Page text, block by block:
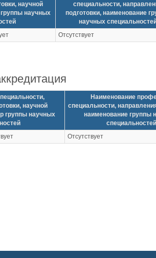
научной
научных
специальности,
подготовки, наименование
научных
Отсутствует
научной
группы научных
Наименование
специальности,
наименование группы
специальностей
Отсутствует